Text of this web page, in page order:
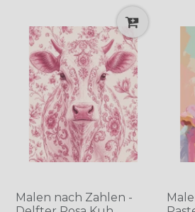
Malen nach Zahlen -